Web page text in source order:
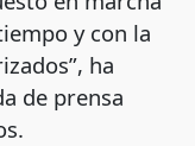
y con la
ha
de prensa